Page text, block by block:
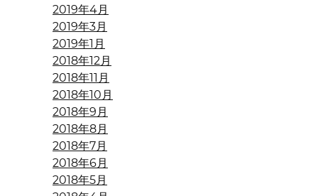
2019年4月
2019年3月
2019年1月
2018年12月
2018年11月
2018年10月
2018年9月
2018年8月
2018年7月
2018年6月
2018年5月